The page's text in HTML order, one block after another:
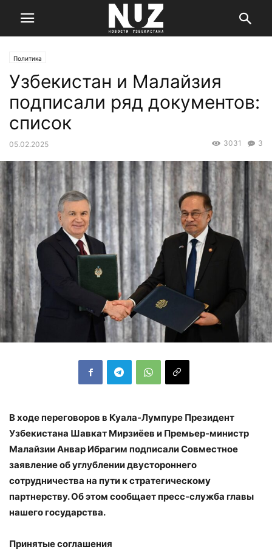
Политика
Узбекистан и Малайзия
подписали ряд документов:
список
05.02.2025 3
3031
В ходе переговоров в Куала-Лумпуре Президент
Узбекистана Шавкат Мирзиёев и Премьер-министр
Малайзии Анвар Ибрагим подписали Совместное
заявление об углублении двустороннего
сотрудничества на пути к стратегическому
партнерству. Об этом сообщает пресс-служба главы
нашего государства.
Принятые соглашения